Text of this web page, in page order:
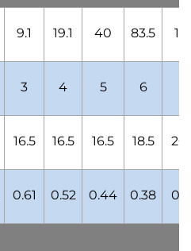
9.1 19.1 40 83.5
3 4 5 6
16.5 16.5 16.5 18.5
0.61 0.52 0.44 0.38